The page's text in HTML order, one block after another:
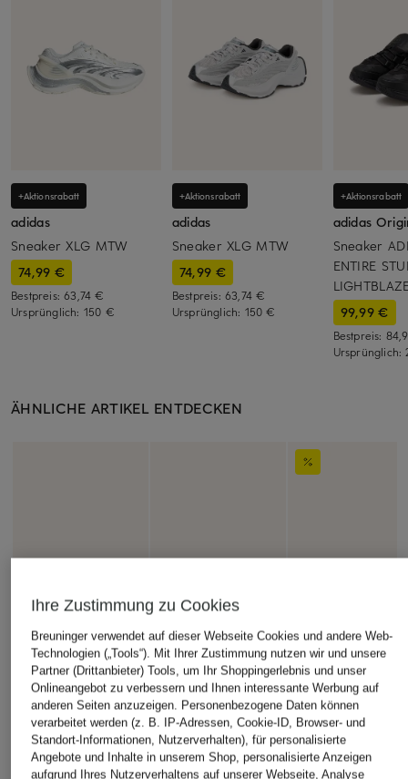
+Aktionsrabatt
adidas
Sneaker XLG MTW
74,99 €
Bestpreis:63,74 €
Ursprünglich: 150 €
+Aktionsrabatt
adidas
Sneaker XLG MTW
74,99 €
Bestpreis: 63,74 €
Ursprünglich: 150 €
+Aktionsrabatt
adidas
Sneaker
ENTIRE
99,99 €
Bestpreis:
Ursprünglich:
ÄHNLICHE ARTIKEL ENTDECKEN
Ihre Zustimmung zu Cookies
Breuninger verwendet auf dieser Webseite Cookies und andere Web-
Technologien („Tools“). Mit Ihrer Zustimmung nutzen wir und unsere
Partner (Drittanbieter) Tools, um Ihr Shoppingerlebnis und unser
Onlineangebot zu verbessern und Ihnen interessante Werbung auf
anderen Seiten anzuzeigen. Personenbezogene Daten können
verarbeitet werden (z. B. IP-Adressen, Cookie-ID, Browser- und
Standort-Informationen, Nutzerverhalten), für personalisierte
Angebote und Inhalte in unserem Shop, personalisierte Anzeigen
aufgrund Ihres Nutzerverhaltens auf unserer Webseite, Analyse